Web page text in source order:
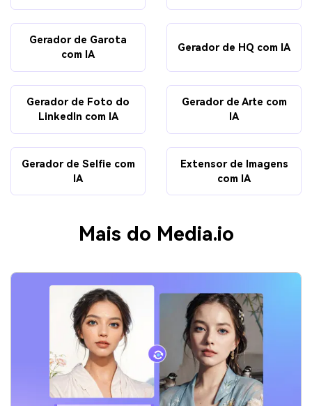
Gerador de Garota
com IA
Gerador de HQ com IA
Gerador de Foto do
LinkedIn com IA
Gerador de Arte com
IA
Gerador de Selfie com
IA
Extensor de Imagens
com IA
Mais do Media.io